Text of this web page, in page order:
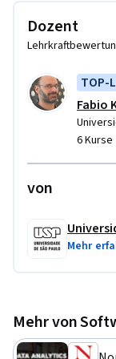
(3) Linguagens
(5) Qualidade de
(6) Bugs,
(11) Tratamento
Dozent
TOP-
Fabio
6 Kurse
von
Mehr
Mehr von